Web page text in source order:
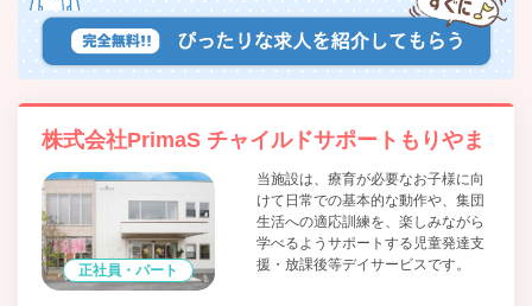
株式会社PrimaS チャイルドサポートもりやま
正社員・パート
当施設は、療育が必要なお子様に向
けて日常での基本的な動作や、集団
生活への適応訓練を、楽しみながら
学べるようサポートする児童発達支
援・放課後等デイサービスです。